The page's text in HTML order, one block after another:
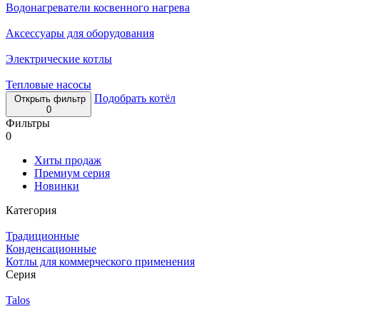
Водонагреватели косвенного нагрева
Аксессуары для оборудования
Электрические котлы
Тепловые насосы
Открыть фильтр
0
Подобрать котёл
Фильтры
0
Хиты продаж
Премиум серия
Новинки
Категория
Традиционные
Конденсационные
Котлы для коммерческого применения
Серия
Talos